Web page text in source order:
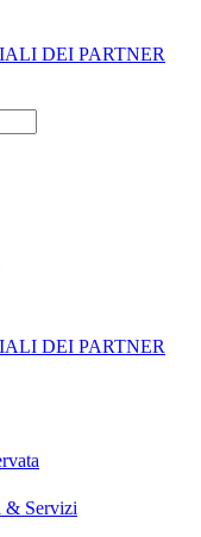
DEI PARTNER
DEI PARTNER
& Servizi